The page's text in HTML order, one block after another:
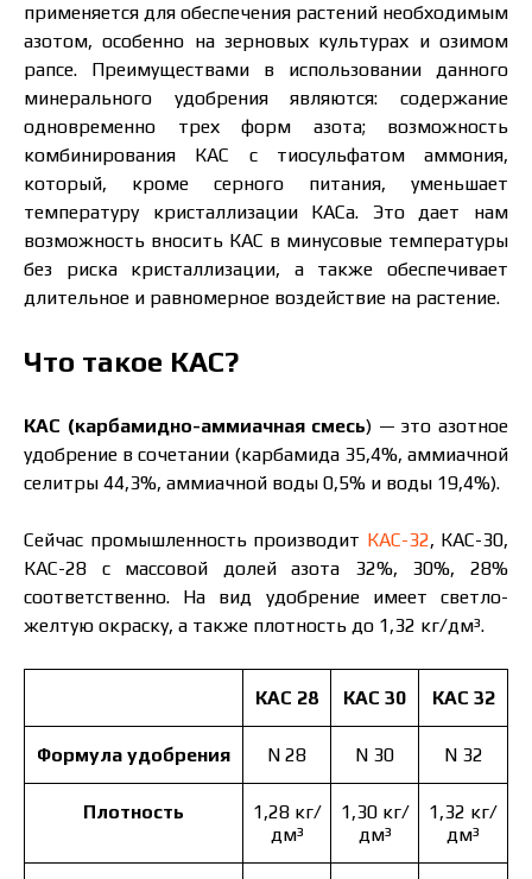
применяется для обеспечения растений необходимым
азотом, особенно на зерновых культурах и озимом
рапсе. Преимуществами в использовании данного
минерального удобрения являются: содержание
одновременно трех форм азота; возможность
комбинирования КАС с тиосульфатом аммония,
который, кроме серного питания, уменьшает
температуру кристаллизации КАСа. Это дает нам
возможность вносить КАС в минусовые температуры
без риска кристаллизации, а также обеспечивает
длительное и равномерное воздействие на растение.
Что такое КАС?
КАС (карбамидно-аммиачная смесь) — это азотное
удобрение в сочетании (карбамида 35,4%, аммиачной
селитры 44,3%, аммиачной воды 0,5% и воды 19,4%).
Сейчас промышленность производит КАС-32, КАС-30,
КАС-28 с массовой долей азота 32%, 30%, 28%
соответственно. На вид удобрение имеет светло-
желтую окраску, а также плотность до 1,32 кг/дм³.
КАС 28 КАС 30 КАС 32
Формула удобрения N 28 N 30 N 32
Плотность
1,28 кг/
дм³
1,30 кг/
дм³
1,32 кг/
дм³